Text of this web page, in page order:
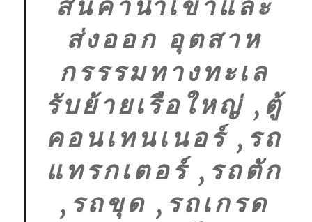
สินค้านำเข้าและ
ส่งออก อุตสาห
กรรรมทางทะเล
รับย้ายเรือใหญ่ ,ตู้
คอนเทนเนอร์ ,รถ
แทรกเตอร์ ,รถตัก
,รถขุด ,รถเกรด